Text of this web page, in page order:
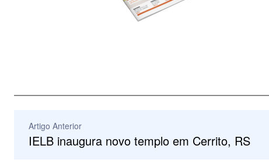
Artigo Anterior
IELB inaugura novo templo em Cerrito, RS